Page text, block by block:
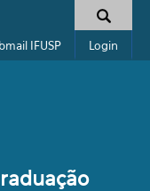
IFUSP Login